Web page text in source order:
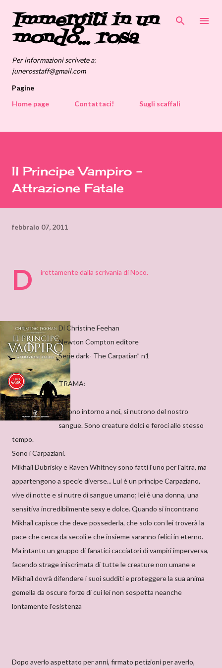
Passa ai contenuti principali
Immergiti in un
mondo... rosa
Per informazioni scrivete a:
junerosstaff@gmail.com
Pagine
Home page
Contattaci! Sugli scaffali
Il Principe Vampiro -
Attrazione Fatale
febbraio 07, 2011
D irettamente dalla scrivania di Noco.
Di Christine Feehan
Newton Compton editore
Serie dark- The Carpatian” n1
TRAMA:
Vivono intorno a noi, si nutrono del nostro
sangue. Sono creature dolci e feroci allo stesso
tempo.
Sono i Carpaziani.
Mikhail Dubrisky e Raven Whitney sono fatti l'uno per l'altra, ma
appartengono a specie diverse... Lui è un principe Carpaziano,
vive di notte e si nutre di sangue umano; lei è una donna, una
sensitiva incredibilmente sexy e dolce. Quando si incontrano
Mikhail capisce che deve possederla, che solo con lei troverà la
pace che cerca da secoli e che insieme saranno felici in eterno.
Ma intanto un gruppo di fanatici cacciatori di vampiri imperversa,
facendo strage iniscrimata di tutte le creature non umane e
Mikhail dovrà difendere i suoi sudditi e proteggere la sua anima
gemella da oscure forze di cui lei non sospetta neanche
lontamente l'esistenza
Dopo averlo aspettato per anni, firmato petizioni per averlo,